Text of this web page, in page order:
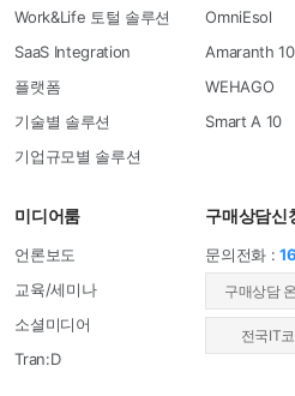
Work&Life 토털 솔루션
SaaS Integration
플랫폼
기술별 솔루션
기업규모별 솔루션
OmniEsol
Amaranth 10
WEHAGO
Smart A 10
미디어룸
언론보도
교육/세미나
소셜미디어
Tran:D
구매상담신
문의전화 :
구매상담
전국IT